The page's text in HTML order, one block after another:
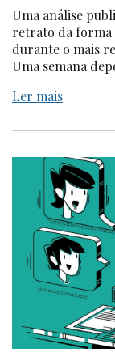
Uma análise
retrato da forma
durante o mais
Uma semana
Ler mais